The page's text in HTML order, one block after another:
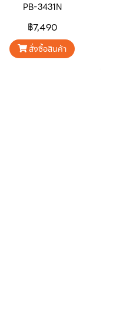
PB-3431N
฿7,490
สั่งซื้อสินค้า
3421N